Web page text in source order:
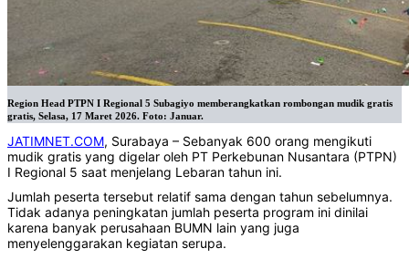
Region Head PTPN I Regional 5 Subagiyo memberangkatkan rombongan mudik gratis
gratis, Selasa, 17 Maret 2026. Foto: Januar.
JATIMNET.COM, Surabaya – Sebanyak 600 orang mengikuti
mudik gratis yang digelar oleh PT Perkebunan Nusantara (PTPN)
I Regional 5 saat menjelang Lebaran tahun ini.
Jumlah peserta tersebut relatif sama dengan tahun sebelumnya.
Tidak adanya peningkatan jumlah peserta program ini dinilai
karena banyak perusahaan BUMN lain yang juga
menyelenggarakan kegiatan serupa.